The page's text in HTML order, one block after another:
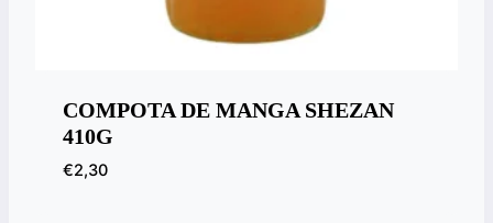
COMPOTA DE MANGA SHEZAN
410G
€2,30